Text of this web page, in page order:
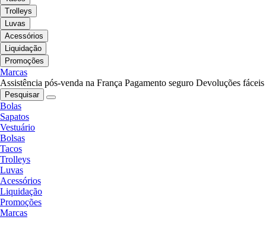
Trolleys
Luvas
Acessórios
Liquidação
Promoções
Marcas
Assistência pós-venda na França Pagamento seguro Devoluções fáceis
Pesquisar
Bolas
Sapatos
Vestuário
Bolsas
Tacos
Trolleys
Luvas
Acessórios
Liquidação
Promoções
Marcas